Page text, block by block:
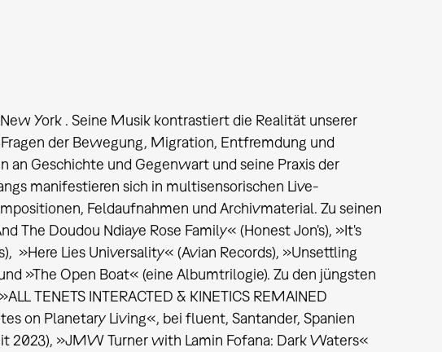
York . Seine Musik kontrastiert die Realität unserer
der Bewegung, Migration, Entfremdung und
an Geschichte und Gegenwart und seine Praxis der
manifestieren sich in multisensorischen Live-
Feldaufnahmen und Archivmaterial. Zu seinen
The Doudou Ndiaye Rose Family« (Honest Jon's), »It's
»Here Lies Universality« (Avian Records), »Unsettling
»The Open Boat« (eine Albumtrilogie). Zu den jüngsten
TENETS INTERACTED & KINETICS REMAINED
on Planetary Living«, bei fluent, Santander, Spanien
2023), »JMW Turner with Lamin Fofana: Dark Waters«